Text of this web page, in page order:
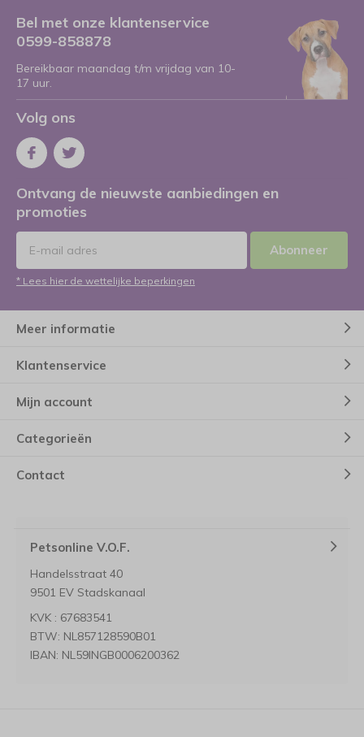
Bel met onze klantenservice
0599-858878
Bereikbaar maandag t/m vrijdag van 10-
17 uur.
Volg ons
Ontvang de nieuwste aanbiedingen en
promoties
Abonneer
* Lees hier de wettelijke beperkingen
Meer informatie
Klantenservice
Mijn account
Categorieën
Contact
Petsonline V.O.F.
Handelsstraat 40
9501 EV Stadskanaal
KVK : 67683541
BTW: NL857128590B01
IBAN: NL59INGB0006200362